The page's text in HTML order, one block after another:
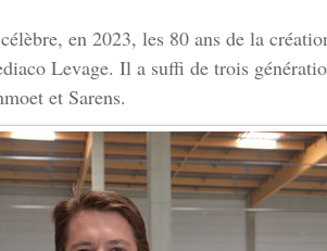
en 2023, les 80 ans de la
Levage. Il a suffi de trois
et Sarens.